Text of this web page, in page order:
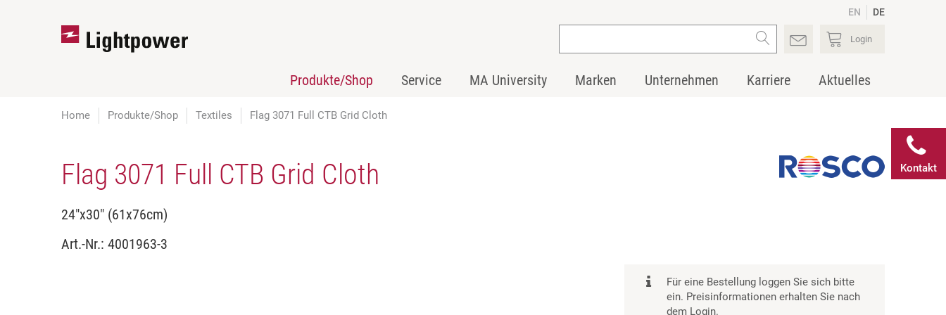
EN DE
Login
Produkte/Shop Service MA University Marken Unternehmen Karriere Aktuelles
Kontakt
Home Produkte/Shop Textiles Flag 3071 Full CTB Grid Cloth
Flag 3071 Full CTB Grid Cloth
24"x30" (61x76cm)
Art.-Nr.: 4001963-3
Für eine Bestellung loggen Sie sich bitte
ein. Preisinformationen erhalten Sie nach
dem Login.